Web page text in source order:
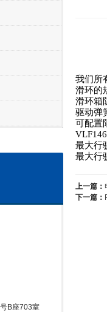
B座703室
我们所
滑环的
滑环箱
驱动弹
可配置
最大行
最大行
上一篇：
下一篇：